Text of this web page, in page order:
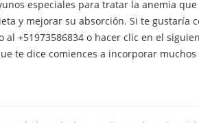
especiales para tratar la anemia que
y mejorar su absorción. Si te gustaría
+51973586834 o hacer clic en el
te dice comiences a incorporar muchos